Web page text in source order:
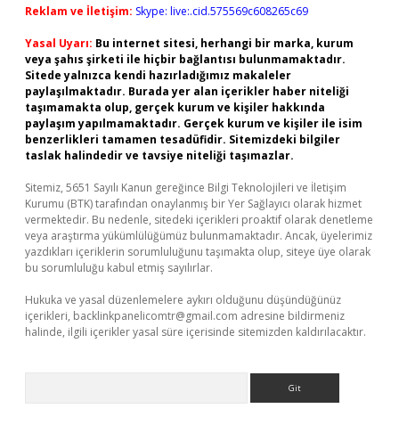
Reklam ve İletişim: Skype: live:.cid.575569c608265c69
Yasal Uyarı: Bu internet sitesi, herhangi bir marka, kurum
veya şahıs şirketi ile hiçbir bağlantısı bulunmamaktadır.
Sitede yalnızca kendi hazırladığımız makaleler
paylaşılmaktadır. Burada yer alan içerikler haber niteliği
taşımamakta olup, gerçek kurum ve kişiler hakkında
paylaşım yapılmamaktadır. Gerçek kurum ve kişiler ile isim
benzerlikleri tamamen tesadüfidir. Sitemizdeki bilgiler
taslak halindedir ve tavsiye niteliği taşımazlar.
Sitemiz, 5651 Sayılı Kanun gereğince Bilgi Teknolojileri ve İletişim
Kurumu (BTK) tarafından onaylanmış bir Yer Sağlayıcı olarak hizmet
vermektedir. Bu nedenle, sitedeki içerikleri proaktif olarak denetleme
veya araştırma yükümlülüğümüz bulunmamaktadır. Ancak, üyelerimiz
yazdıkları içeriklerin sorumluluğunu taşımakta olup, siteye üye olarak
bu sorumluluğu kabul etmiş sayılırlar.
Hukuka ve yasal düzenlemelere aykırı olduğunu düşündüğünüz
içerikleri, backlinkpanelicomtr@gmail.com adresine bildirmeniz
halinde, ilgili içerikler yasal süre içerisinde sitemizden kaldırılacaktır.